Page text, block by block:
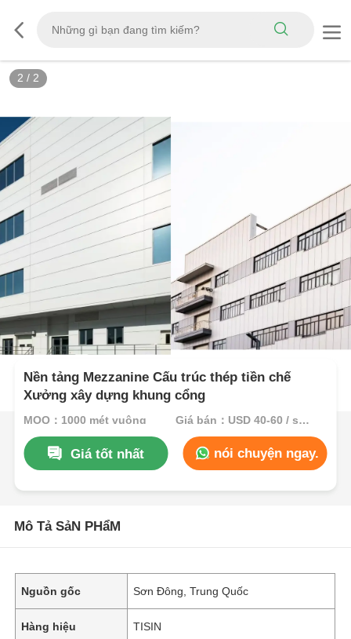
2 / 2
Nền tảng Mezzanine Cấu trúc thép tiền chế
Xưởng xây dựng khung cổng
MOQ：1000 mét vuông Giá bán：USD 40-60 / sqm
Giá tốt nhất nói chuyện ngay.
Mô Tả SảN PHẩM
Nguồn gốc Sơn Đông, Trung Quốc
Hàng hiệu TISIN